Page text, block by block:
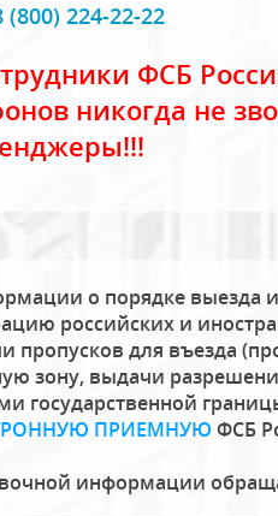
(800) 224-22-22
ФСБ
никогда не
о порядке выезда
российских и
пропусков для въезда
зону, выдачи
государственной
ПРИЕМНУЮ ФСБ
информации